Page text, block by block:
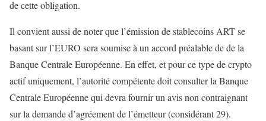
de cette obligation.
Il convient aussi de noter que l’émission de stablecoins ART se
basant sur l’EURO sera soumise à un accord préalable de de la
Banque Centrale Européenne. En effet, et pour ce type de crypto
actif uniquement, l’autorité compétente doit consulter la Banque
Centrale Européenne qui devra fournir un avis non contraignant
sur la demande d’agréement de l’émetteur (considérant 29).